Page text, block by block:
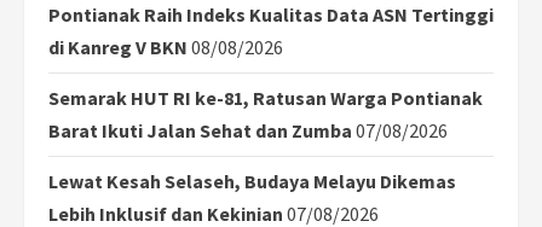
Pontianak Raih Indeks Kualitas Data ASN Tertinggi
di Kanreg V BKN 08/08/2026
Semarak HUT RI ke-81, Ratusan Warga Pontianak
Barat Ikuti Jalan Sehat dan Zumba 07/08/2026
Lewat Kesah Selaseh, Budaya Melayu Dikemas
Lebih Inklusif dan Kekinian 07/08/2026